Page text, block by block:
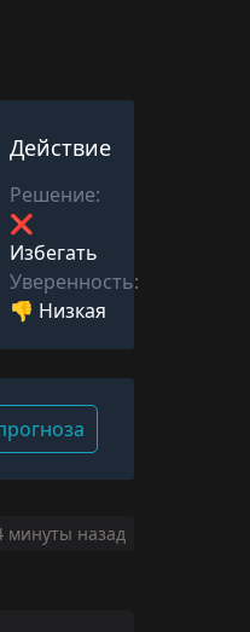
Действие
Решение:
❌
Избегать
Уверенность:
👎 Низкая
минуты назад